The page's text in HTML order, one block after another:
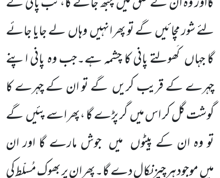
لئے شور مچائیں گے تو پھر انہیں وہاں لے جایا جائے
گا جہاں کَھولتے پانی کا چشمہ ہے۔جب وہ پانی اپنے
چہرے کے قریب کریں گے تو ان کے چہرے کا
گوشت گل کر اس میں گر پڑے گا ،پھر اسے پئیں گے
تو وہ ان کے پیٹوں میں جوش مارے گا اور ان
میں موجود ہر چیز نکال دے گا۔پھر ان پر بھوک مُسلّط کی